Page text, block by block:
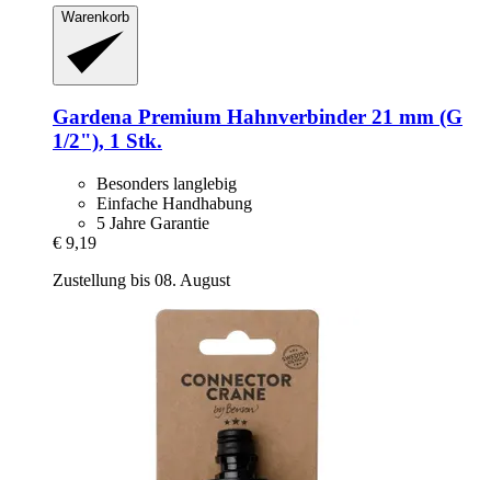
Warenkorb
Gardena Premium Hahnverbinder 21 mm (G
1/2"), 1 Stk.
Besonders langlebig
Einfache Handhabung
5 Jahre Garantie
€ 9,19
Zustellung bis 08. August